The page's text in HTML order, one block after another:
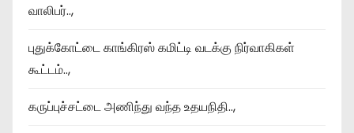
வாலிபர்..,
புதுக்கோட்டை காங்கிரஸ் கமிட்டி வடக்கு நிர்வாகிகள்
கூட்டம்..,
கருப்புச்சட்டை அணிந்து வந்த உதயநிதி..,